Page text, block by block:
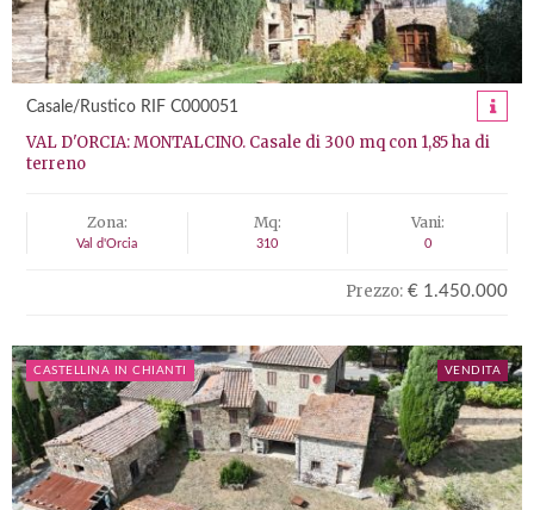
Casale/Rustico RIF C000051
VAL D'ORCIA: MONTALCINO. Casale di 300 mq con 1,85 ha di
terreno
Zona:
Val d'Orcia
Mq:
310
Vani:
0
Prezzo: € 1.450.000
CASTELLINA IN CHIANTI VENDITA